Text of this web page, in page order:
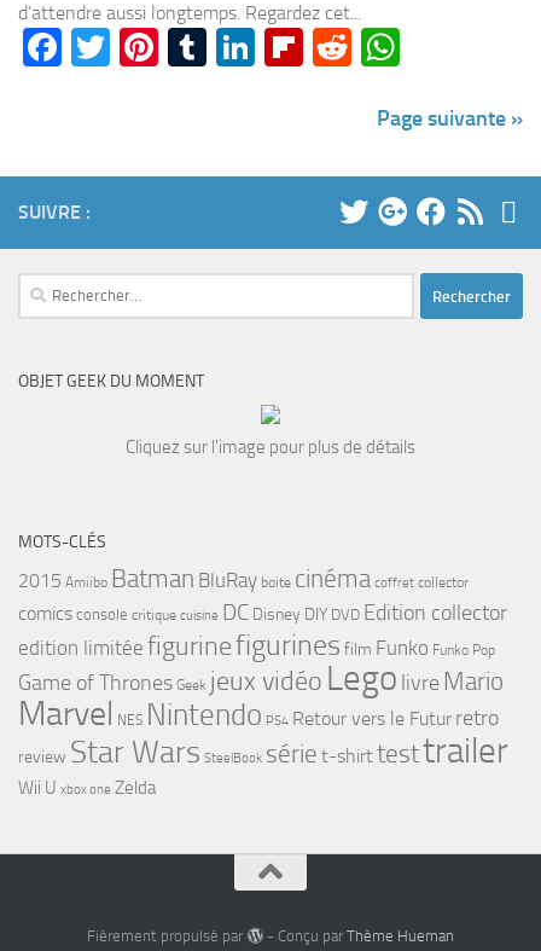
d’attendre aussi longtemps. Regardez cet...
Facebook
Twitter
Pinterest
Tumblr
LinkedIn
Flipboard
Reddit
Page suivante »
SUIVRE :
Rechercher :
OBJET GEEK DU MOMENT
Cliquez sur l'image pour plus de détails
MOTS-CLÉS
2015 Amiibo Batman BluRay boite cinéma coffret collector
comics console critique cuisine DC Disney DIY DVD Edition collector
edition limitée figurinefigurines film Funko Funko Pop
Game of Thrones Geek jeux vidéo Lego livre Mario
Marvel NES Nintendo PS4 Retour vers le Futur retro
review Star Wars SteelBook série t-shirttesttrailer
Wii U xbox one Zelda
Fièrement propulsé par - Conçu par Thème Hueman